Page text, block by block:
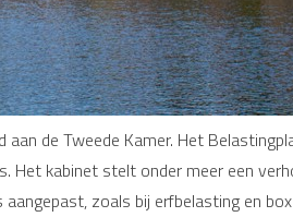
de Tweede Kamer. Het
Het kabinet stelt onder meer een
zoals bij erfbelasting en